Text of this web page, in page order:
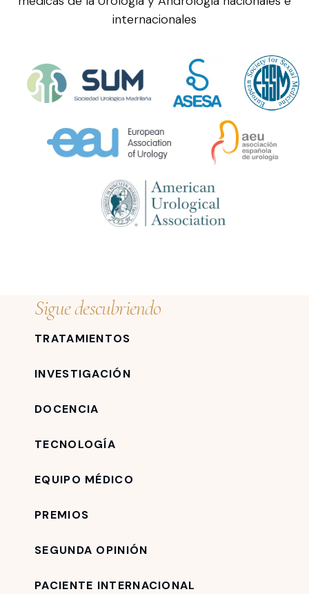
internacionales
Sigue descubriendo
TRATAMIENTOS
INVESTIGACIÓN
DOCENCIA
TECNOLOGÍA
EQUIPO MÉDICO
PREMIOS
SEGUNDA OPINIÓN
PACIENTE INTERNACIONAL